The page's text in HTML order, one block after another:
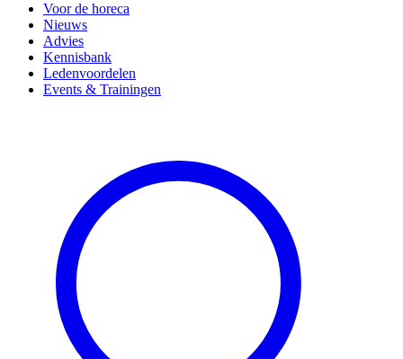
Voor de horeca
Nieuws
Advies
Kennisbank
Ledenvoordelen
Events & Trainingen